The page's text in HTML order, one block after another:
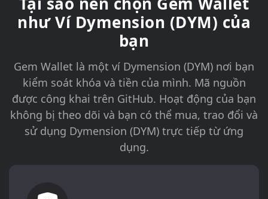
như Ví Dymension (DYM) của
bạn
Gem Wallet là một ví Dymension (DYM) nơi bạn
kiểm soát khóa và tiền của mình. Mã nguồn
được công khai trên GitHub. Hoạt động của bạn
không bị theo dõi và bạn có thể mua, trao đổi và
sử dụng Dymension (DYM) trực tiếp từ ứng
dụng.